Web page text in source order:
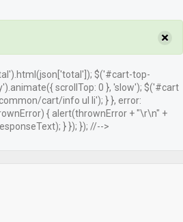
×
$('#cart-top-
scrollTop: 0 }, 'slow'); $('#cart
cart/info ul li'); } }, error:
{ alert(thrownError + "\r\n" +
} }); }); //-->